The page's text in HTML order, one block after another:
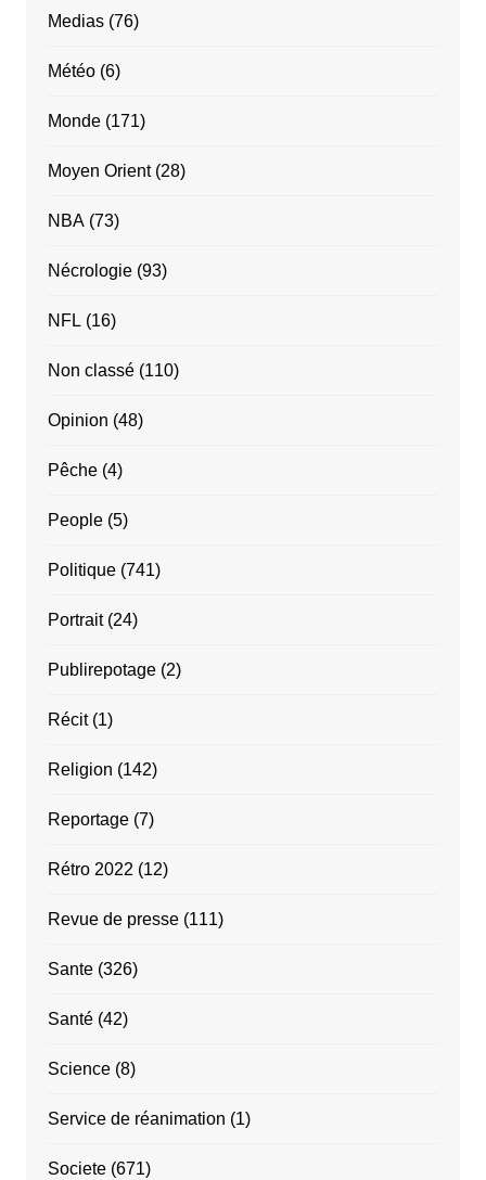
Medias(76)
Météo(6)
Monde(171)
Moyen Orient(28)
NBA(73)
Nécrologie(93)
NFL(16)
Non classé(110)
Opinion (48)
Pêche(4)
People(5)
Politique(741)
Portrait(24)
Publirepotage(2)
Récit(1)
Religion (142)
Reportage(7)
Rétro 2022(12)
Revue de presse(111)
Sante(326)
Santé(42)
Science(8)
Service de réanimation (1)
Societe(671)